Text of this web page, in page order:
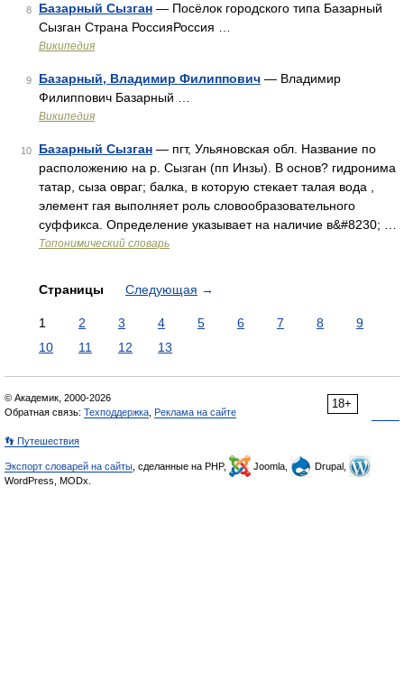
8 Базарный Сызган — Посёлок городского типа Базарный
Сызган Страна РоссияРоссия …
Википедия
9 Базарный, Владимир Филиппович — Владимир
Филиппович Базарный …
Википедия
10 Базарный Сызган — пгт, Ульяновская обл. Название по
расположению на р. Сызган (пп Инзы). В основ? гидронима
татар, сыза овраг; балка, в которую стекает талая вода ,
элемент гая выполняет роль словообразовательного
суффикса. Определение указывает на наличие в&#8230; …
Топонимический словарь
Страницы Следующая →
1 2 3 4 5 6 7 8
9
10
11 12 13
18+
© Академик, 2000-2026
Обратная связь: Техподдержка Реклама на сайте
👣 Путешествия
Экспорт словарей на сайты , сделанные на PHP, Joomla,
Drupal,
WordPress, MODx.